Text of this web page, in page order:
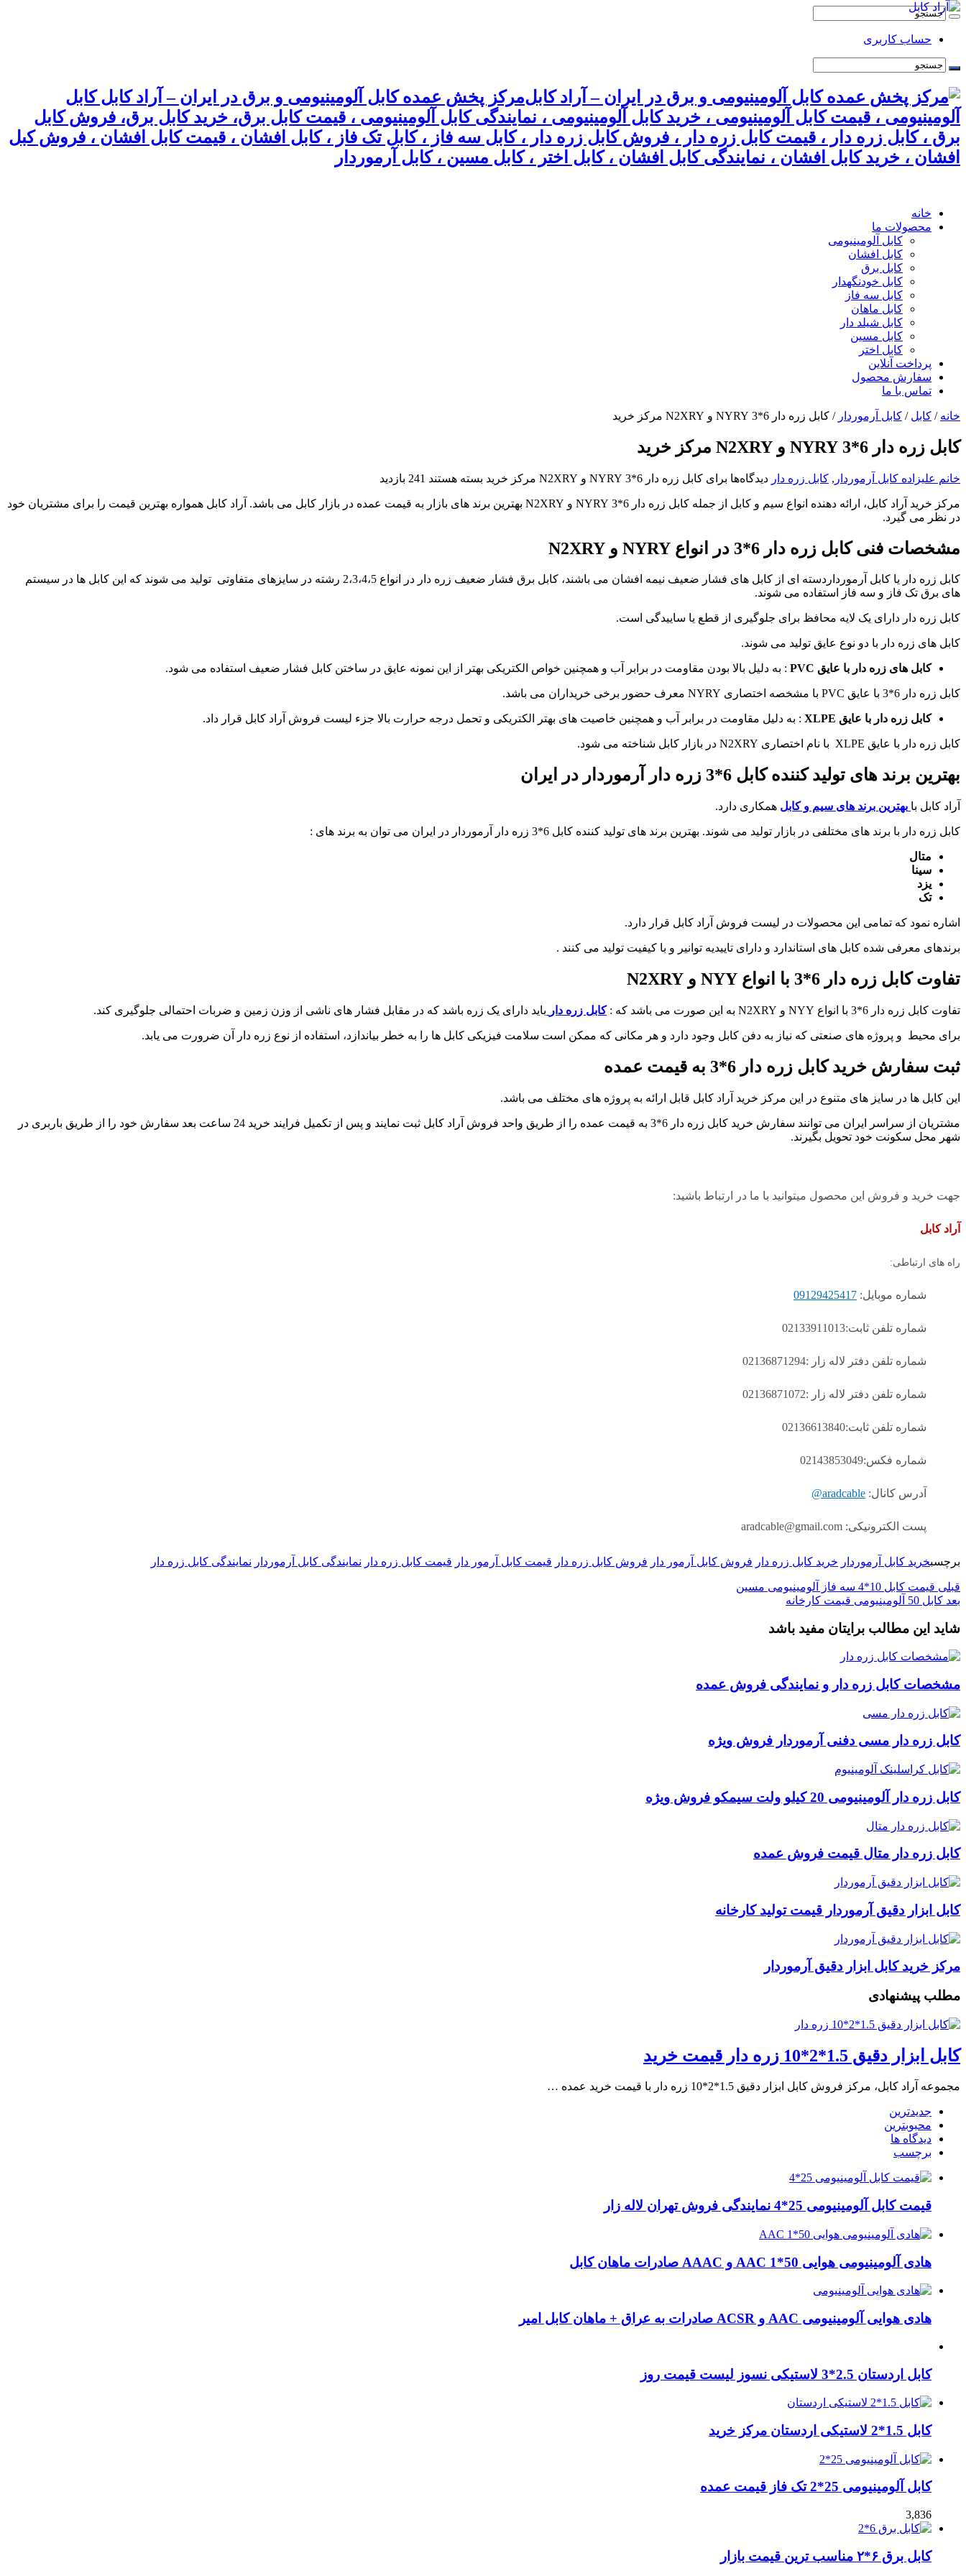
حساب کاربری
مرکز پخش عمده کابل آلومینیومی و برق در ایران – آراد کابل کابل
آلومینیومی ، قیمت کابل آلومینیومی ، خرید کابل آلومینیومی ، نمایندگی کابل آلومینیومی ، قیمت کابل برق، خرید کابل برق، فروش کابل
برق ، کابل زره دار ، قیمت کابل زره دار ، فروش کابل زره دار ، کابل سه فاز ، کابل تک فاز ، کابل افشان ، قیمت کابل افشان ، فروش کبل
افشان ، خرید کابل افشان ، نمایندگی کابل افشان ، کابل اختر ، کابل مسین ، کابل آرموردار
خانه
محصولات ما
کابل آلومینیومی
کابل افشان
کابل برق
کابل خودنگهدار
کابل سه فاز
کابل ماهان
کابل شیلد دار
کابل مسین
کابل اختر
پرداخت آنلاین
سفارش محصول
تماس با ما
خانه / کابل / کابل آرموردار / کابل زره دار 6*3 NYRY و N2XRY مرکز خرید
کابل زره دار 6*3 NYRY و N2XRY مرکز خرید
خانم علیزاده کابل آرموردار , کابل زره دار دیدگاه‌ها برای کابل زره دار 6*3 NYRY و N2XRY مرکز خرید بسته هستند 241 بازدید
مرکز خرید آراد کابل، ارائه دهنده انواع سیم و کابل از جمله کابل زره دار 6*3 NYRY و N2XRY بهترین برند های بازار به قیمت عمده در بازار کابل می باشد. آراد کابل همواره بهترین قیمت را برای مشتریان خود
در نظر می گیرد.
مشخصات فنی کابل زره دار 6*3 در انواع NYRY و N2XRY
کابل زره دار یا کابل آرمورداردسته ای از کابل های فشار ضعیف نیمه افشان می باشند، کابل برق فشار ضعیف زره دار در انواع 2،3،4،5 رشته در سایزهای متفاوتی تولید می شوند که این کابل ها در سیستم
های برق تک فاز و سه فاز استفاده می شوند.
کابل زره دار دارای یک لایه محافظ برای جلوگیری از قطع یا ساییدگی است.
کابل های زره دار با دو نوع عایق تولید می شوند.
کابل های زره دار با عایق PVC : به دلیل بالا بودن مقاومت در برابر آب و همچنین خواص الکتریکی بهتر از این نمونه عایق در ساختن کابل فشار ضعیف استفاده می شود.
کابل زره دار 6*3 با عایق PVC با مشخصه اختصاری NYRY معرف حضور برخی خریداران می باشد.
کابل زره دار با عایق XLPE : به دلیل مقاومت در برابر آب و همچنین خاصیت های بهتر الکتریکی و تحمل درجه حرارت بالا جزء لیست فروش آراد کابل قرار داد.
کابل زره دار با عایق XLPE با نام اختصاری N2XRY در بازار کابل شناخته می شود.
بهترین برند های تولید کننده کابل 6*3 زره دار آرموردار در ایران
آراد کابل با بهترین برند های سیم و کابل همکاری دارد.
کابل زره دار با برند های مختلفی در بازار تولید می شوند. بهترین برند های تولید کننده کابل 6*3 زره دار آرموردار در ایران می توان به برند های :
متال
سینا
یزد
تک
اشاره نمود که تمامی این محصولات در لیست فروش آراد کابل قرار دارد.
برندهای معرفی شده کابل های استاندارد و دارای تاییدیه توانیر و با کیفیت تولید می کنند .
تفاوت کابل زره دار 6*3 با انواع NYY و N2XRY
تفاوت کابل زره دار 6*3 با انواع NYY و N2XRY به این صورت می باشد که : کابل زره دار باید دارای یک زره باشد که در مقابل فشار های ناشی از وزن زمین و ضربات احتمالی جلوگیری کند.
برای محیط و پروژه های صنعتی که نیاز به دفن کابل وجود دارد و هر مکانی که ممکن است سلامت فیزیکی کابل ها را به خطر بیاندازد، استفاده از نوع زره دار آن ضرورت می یابد.
ثبت سفارش خرید کابل زره دار 6*3 به قیمت عمده
این کابل ها در سایز های متنوع در این مرکز خرید آراد کابل قابل ارائه به پروژه های مختلف می باشد.
مشتریان از سراسر ایران می توانند سفارش خرید کابل زره دار 6*3 به قیمت عمده را از طریق واحد فروش آراد کابل ثبت نمایند و پس از تکمیل فرایند خرید 24 ساعت بعد سفارش خود را از طریق باربری در
شهر محل سکونت خود تحویل بگیرند.
جهت خرید و فروش این محصول میتوانید با ما در ارتباط باشید:
آراد کابل
راه های ارتباطی:
شماره موبایل: 09129425417
شماره تلفن ثابت:02133911013
شماره تلفن دفتر لاله زار :02136871294
شماره تلفن دفتر لاله زار :02136871072
شماره تلفن ثابت:02136613840
شماره فکس:02143853049
آدرس کانال: aradcable@
پست الکترونیکی: aradcable@gmail.com
برچسبخرید کابل آرموردار خرید کابل زره دار فروش کابل آرمور دار فروش کابل زره دار قیمت کابل آرمور دار قیمت کابل زره دار نمایندگی کابل آرموردار نمایندگی کابل زره دار
قبلی قیمت کابل 10*4 سه فاز آلومینیومی مسین
بعد کابل 50 آلومینیومی قیمت کارخانه
شاید این مطالب برایتان مفید باشد
مشخصات کابل زره دار و نمایندگی فروش عمده
کابل زره دار مسی دفنی آرموردار فروش ویژه
کابل زره دار آلومینیومی 20 کیلو ولت سیمکو فروش ویژه
کابل زره دار متال قیمت فروش عمده
کابل ابزار دقیق آرموردار قیمت تولید کارخانه
مرکز خرید کابل ابزار دقیق آرموردار
مطلب پیشنهادی
کابل ابزار دقیق 1.5*2*10 زره دار قیمت خرید
مجموعه آراد کابل، مرکز فروش کابل ابزار دقیق 1.5*2*10 زره دار با قیمت خرید عمده …
جدیدترین
محبوبترین
دیدگاه ها
برچسب
قیمت کابل آلومینیومی 25*4 نمایندگی فروش تهران لاله زار
هادی آلومینیومی هوایی 50*1 AAC و AAAC صادرات ماهان کابل
هادی هوایی آلومینیومی AAC و ACSR صادرات به عراق + ماهان کابل امیر
کابل اردستان 2.5*3 لاستیکی نسوز لیست قیمت روز
کابل 1.5*2 لاستیکی اردستان مرکز خرید
کابل آلومینیومی 25*2 تک فاز قیمت عمده
3,836
کابل برق ۶*۲ مناسب ترین قیمت بازار